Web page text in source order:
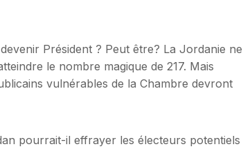
Président ? Peut être? La Jordanie ne
le nombre magique de 217. Mais
vulnérables de la Chambre devront
pourrait-il effrayer les électeurs potentiels